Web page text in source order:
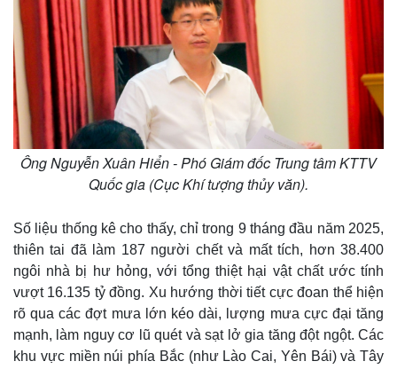
Ông Nguyễn Xuân Hiển - Phó Giám đốc Trung tâm KTTV
Quốc gia (Cục Khí tượng thủy văn).
Số liệu thống kê cho thấy, chỉ trong 9 tháng đầu năm 2025,
thiên tai đã làm 187 người chết và mất tích, hơn 38.400
ngôi nhà bị hư hỏng, với tổng thiệt hại vật chất ước tính
vượt 16.135 tỷ đồng. Xu hướng thời tiết cực đoan thể hiện
rõ qua các đợt mưa lớn kéo dài, lượng mưa cực đại tăng
mạnh, làm nguy cơ lũ quét và sạt lở gia tăng đột ngột. Các
khu vực miền núi phía Bắc (như Lào Cai, Yên Bái) và Tây